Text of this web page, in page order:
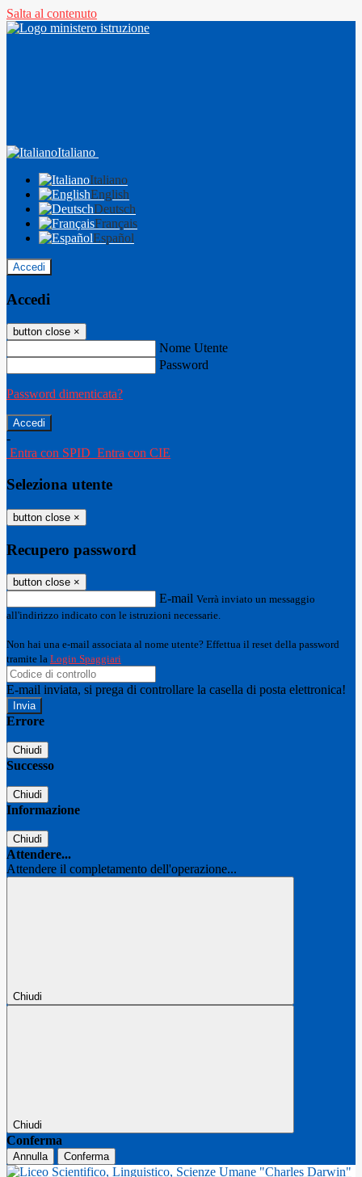
Salta al contenuto
Italiano
Italiano
English
Deutsch
Français
Español
Accedi
Accedi
button close ×
Nome Utente
Password
Password dimenticata?
-
Entra con SPID Entra con CIE
Seleziona utente
button close ×
Recupero password
button close ×
E-mail Verrà inviato un messaggio
all'indirizzo indicato con le istruzioni necessarie.
Non hai una e-mail associata al nome utente? Effettua il reset della password
tramite la Login Spaggiari
E-mail inviata, si prega di controllare la casella di posta elettronica!
Errore
Chiudi
Successo
Chiudi
Informazione
Chiudi
Attendere...
Attendere il completamento dell'operazione...
Chiudi
Chiudi
Conferma
Annulla Conferma